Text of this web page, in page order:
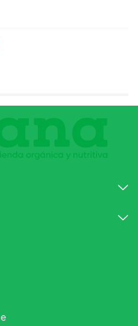
1 a 5 estrellas